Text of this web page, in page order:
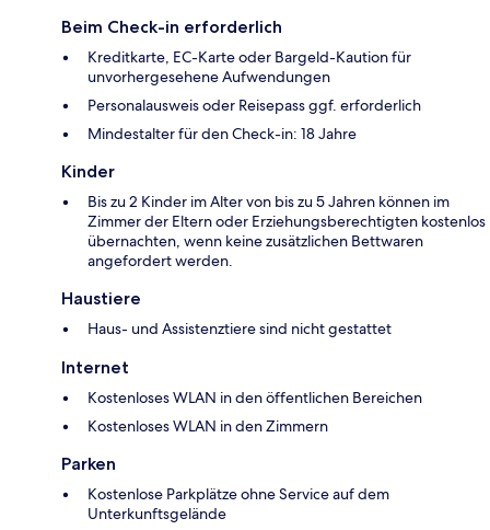
Beim Check-in erforderlich
Kreditkarte, EC-Karte oder Bargeld-Kaution für
unvorhergesehene Aufwendungen
Personalausweis oder Reisepass ggf. erforderlich
Mindestalter für den Check-in: 18 Jahre
Kinder
Bis zu 2 Kinder im Alter von bis zu 5 Jahren können im
Zimmer der Eltern oder Erziehungsberechtigten kostenlos
übernachten, wenn keine zusätzlichen Bettwaren
angefordert werden.
Haustiere
Haus- und Assistenztiere sind nicht gestattet
Internet
Kostenloses WLAN in den öffentlichen Bereichen
Kostenloses WLAN in den Zimmern
Parken
Kostenlose Parkplätze ohne Service auf dem
Unterkunftsgelände